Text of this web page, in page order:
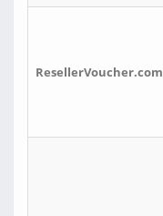
ResellerVoucher.com